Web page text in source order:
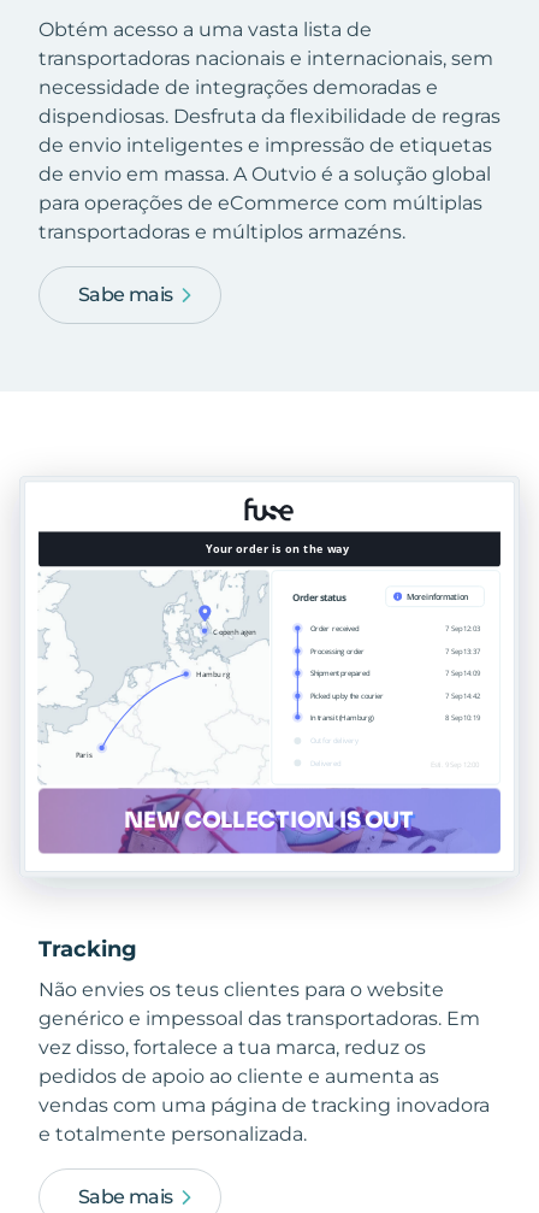
Obtém acesso a uma vasta lista de
transportadoras nacionais e internacionais, sem
necessidade de integrações demoradas e
dispendiosas. Desfruta da flexibilidade de regras
de envio inteligentes e impressão de etiquetas
de envio em massa. A Outvio é a solução global
para operações de eCommerce com múltiplas
transportadoras e múltiplos armazéns.
Sabe mais
Tracking
Não envies os teus clientes para o website
genérico e impessoal das transportadoras. Em
vez disso, fortalece a tua marca, reduz os
pedidos de apoio ao cliente e aumenta as
vendas com uma página de tracking inovadora
e totalmente personalizada.
Sabe mais